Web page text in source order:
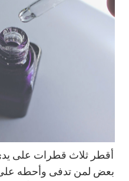
أقطر ثلاث قطرات على
بعض لمن تدفى وأحطه على